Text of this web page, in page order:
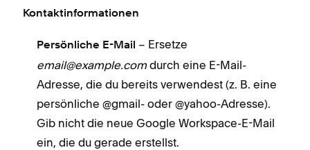
Kontaktinformationen
Persönliche E-Mail
– Ersetze
email@example.comdurch eine E-Mail-
Adresse, die du bereits verwendest (z. B. eine
persönliche @gmail- oder @yahoo-Adresse).
Gib nicht die neue Google Workspace-E-Mail
ein, die du gerade erstellst.